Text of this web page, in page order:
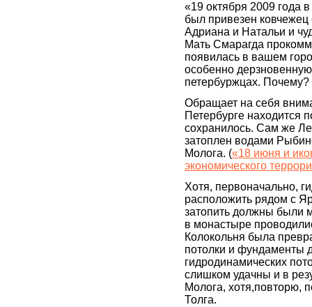
«19 октября 2009 года
был привезен
Адриана и Натальи и
Мать Смарагда
появилась в вашем
особенно
петербуржцах.
Обращает на себя
Петербурге находится
сохранилось. Сам же
затоплен водами
Молога. («18 июня и
экономического
Хотя, первоначально,
расположить рядом с
затопить должны были
в монастыре
Колокольня была
потолки и фундаменты
гидродинамических
слишком удачны и в
Молога, хотя,повторю,
Толга.